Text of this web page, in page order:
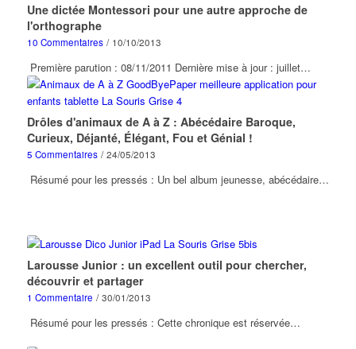
Une dictée Montessori pour une autre approche de
l'orthographe
10 Commentaires / 10/10/2013
Première parution : 08/11/2011 Dernière mise à jour : juillet…
Drôles d'animaux de A à Z : Abécédaire Baroque,
Curieux, Déjanté, Élégant, Fou et Génial !
5 Commentaires / 24/05/2013
Résumé pour les pressés : Un bel album jeunesse, abécédaire…
Larousse Junior : un excellent outil pour chercher,
découvrir et partager
1 Commentaire / 30/01/2013
Résumé pour les pressés : Cette chronique est réservée…